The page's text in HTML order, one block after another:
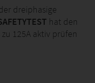
dreiphasige
hat den
125A aktiv prüfen
für alle Arten der